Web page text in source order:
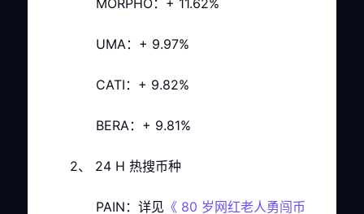
MORPHO：+ 11.62%
UMA：+ 9.97%
CATI：+ 9.82%
BERA：+ 9.81%
2、 24 H 热搜币种
PAIN：详见 《 80 岁网红老人勇闯币